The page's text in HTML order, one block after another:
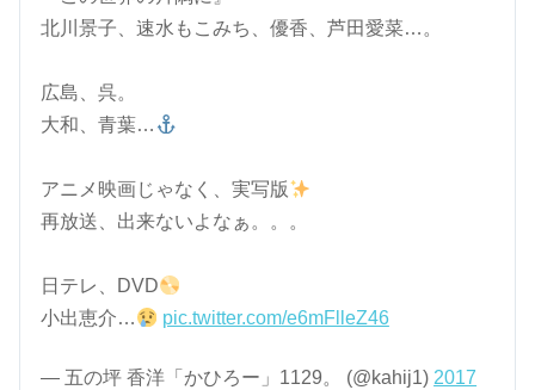
北川景子、速水もこみち、優香、芦田愛菜…。
広島、呉。
大和、青葉…
アニメ映画じゃなく、実写版
再放送、出来ないよなぁ。。。
日テレ、DVD
小出恵介…
pic.twitter.com/e6mFlleZ46
— 五の坪 香洋「かひろー」1129。 (@kahij1) 2017